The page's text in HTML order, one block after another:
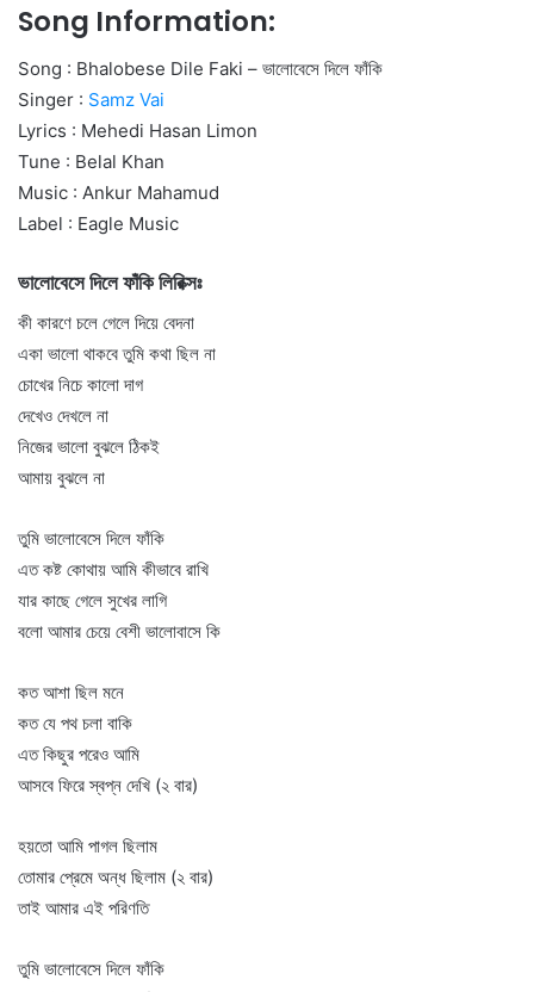
Song Information:
Song : Bhalobese Dile Faki – ভালোবেসে দিলে ফাঁকি
Singer : Samz Vai
Lyrics : Mehedi Hasan Limon
Tune : Belal Khan
Music : Ankur Mahamud
Label : Eagle Music
ভালোবেসে দিলে ফাঁকি লিরিক্সঃ
কী কারণে চলে গেলে দিয়ে বেদনা
একা ভালো থাকবে তুমি কথা ছিল না
চোখের নিচে কালো দাগ
দেখেও দেখলে না
নিজের ভালো বুঝলে ঠিকই
আমায় বুঝলে না
তুমি ভালোবেসে দিলে ফাঁকি
এত কষ্ট কোথায় আমি কীভাবে রাখি
যার কাছে গেলে সুখের লাগি
বলো আমার চেয়ে বেশী ভালোবাসে কি
কত আশা ছিল মনে
কত যে পথ চলা বাকি
এত কিছুর পরেও আমি
আসবে ফিরে স্বপ্ন দেখি (২ বার)
হয়তো আমি পাগল ছিলাম
তোমার প্রেমে অন্ধ ছিলাম (২ বার)
তাই আমার এই পরিণতি
তুমি ভালোবেসে দিলে ফাঁকি